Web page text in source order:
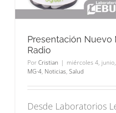
Presentación Nuevo
Radio
PorCristian | miércoles 4,
MG·4, Noticias, Salud
Desde Laboratorios